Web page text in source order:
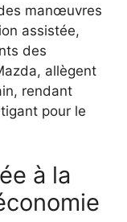
manœuvres
assistée,
des
allègent
rendant
pour le
à la